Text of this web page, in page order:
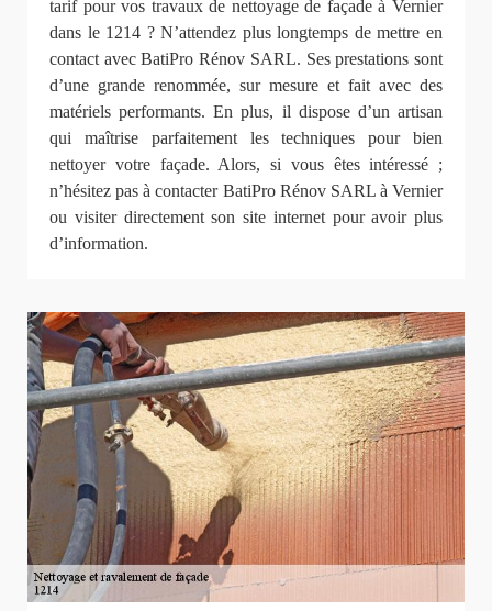
tarif pour vos travaux de nettoyage de façade à Vernier
dans le 1214 ? N’attendez plus longtemps de mettre en
contact avec BatiPro Rénov SARL. Ses prestations sont
d’une grande renommée, sur mesure et fait avec des
matériels performants. En plus, il dispose d’un artisan
qui maîtrise parfaitement les techniques pour bien
nettoyer votre façade. Alors, si vous êtes intéressé ;
n’hésitez pas à contacter BatiPro Rénov SARL à Vernier
ou visiter directement son site internet pour avoir plus
d’information.